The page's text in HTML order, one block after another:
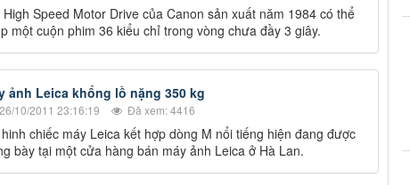
High Speed Motor Drive của Canon sản xuất năm 1984 có thể
một cuộn phim 36 kiểu chỉ trong vòng chưa đầy 3 giây.
ảnh Leica khổng lồ nặng 350 kg
26/10/2011 23:16:19 Đã xem: 4416
chiếc máy Leica kết hợp dòng M nổi tiếng hiện đang được
bày tại một cửa hàng bán máy ảnh Leica ở Hà Lan.